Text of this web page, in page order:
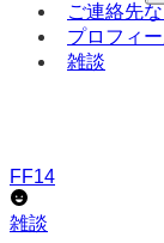
ご連絡先
プロフィ
雑談
FF14
雑談